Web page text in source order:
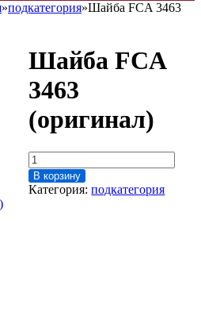
»подкатегория»Шайба FCA 3463
Шайба FCA
3463
(оригинал)
Количество
товара
Шайба
В корзину
Категория:подкатегория